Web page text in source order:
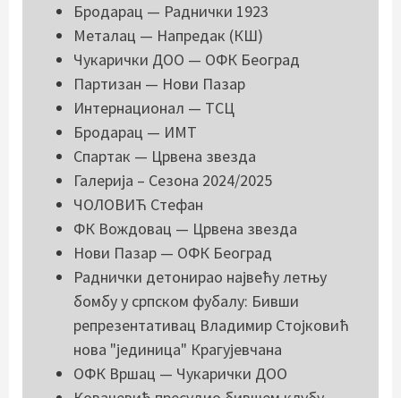
Бродарац — Раднички 1923
Металац — Напредак (КШ)
Чукарички ДОО — ОФК Београд
Партизан — Нови Пазар
Интернационал — ТСЦ
Бродарац — ИМТ
Спартак — Црвена звезда
Галерија – Сезона 2024/2025
ЧОЛОВИЋ Стефан
ФК Вождовац — Црвена звезда
Нови Пазар — ОФК Београд
Раднички детонирао највећу летњу
бомбу у српском фубалу: Бивши
репрезентативац Владимир Стојковић
нова "јединица" Крагујевчана
ОФК Вршац — Чукарички ДОО